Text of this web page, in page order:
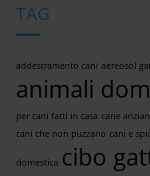
TAG
addestramento cani aereosol
animali
per cani fatti in casa cane
cani che non puzzano cani e
domestica cibo